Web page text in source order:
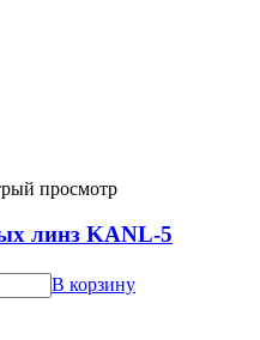
просмотр
линз KANL-5
В корзину